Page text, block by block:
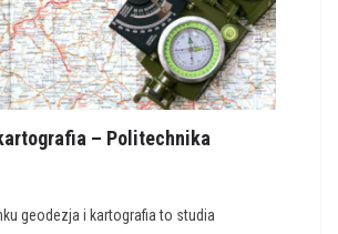
– Politechnika
geodezja i kartografia to studia